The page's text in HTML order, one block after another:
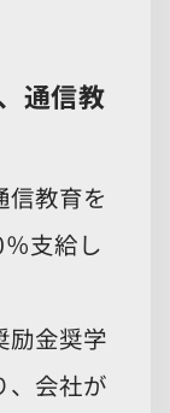
通信教
信教育を
支給し
励金奨学
、会社が